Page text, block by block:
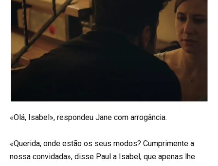
«Olá, Isabel», respondeu Jane com arrogância.
«Querida, onde estão os seus modos? Cumprimente a
nossa convidada», disse Paul a Isabel, que apenas lhe